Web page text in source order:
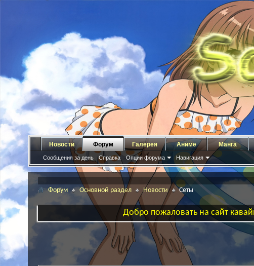
Новости Форум
Сообщения за день Справка Опции форума Навигация
Галерея Аниме Манга
Форум Основной раздел Новости Сеты
Добро пожаловать на сайт